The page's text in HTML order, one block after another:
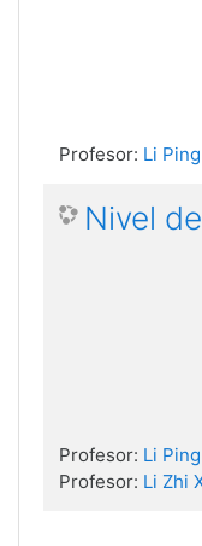
Profesor: Li Ping
Nivel
Profesor: Li Ping
Profesor: Li Zhi